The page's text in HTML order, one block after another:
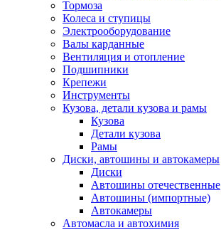
Тормоза
Колеса и ступицы
Электрооборудование
Валы карданные
Вентиляция и отопление
Подшипники
Крепежи
Инструменты
Кузова, детали кузова и рамы
Кузова
Детали кузова
Рамы
Диски, автошины и автокамеры
Диски
Автошины отечественные
Автошины (импортные)
Автокамеры
Автомасла и автохимия